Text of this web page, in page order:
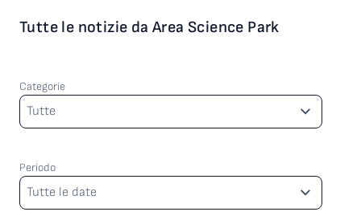
Tutte le notizie da Area Science Park
Categorie
Categorie
Tutte
Periodo
Periodo
Tutte le date